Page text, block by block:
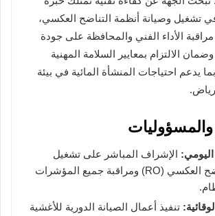
تشغيل وصيانة أنظمة التناضح العكسي،
الأداء الفني والمحافظة على جودة
وضمان الالتزام بمعايير السلامة المهنية
يدعم احتياجات المنشأة المائية في بيئة
والمسؤوليات
اليومي: الإشراف المباشر على تشغيل
محطة التناضح العكسي (RO) ومراقبة جميع المؤشرات
تنفيذ أعمال الصيانة الدورية للأغشية